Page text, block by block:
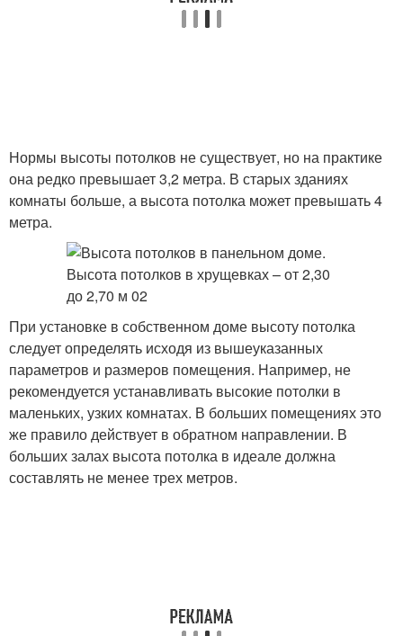
Нормы высоты потолков не существует, но на практике
она редко превышает 3,2 метра. В старых зданиях
комнаты больше, а высота потолка может превышать 4
метра.
При установке в собственном доме высоту потолка
следует определять исходя из вышеуказанных
параметров и размеров помещения. Например, не
рекомендуется устанавливать высокие потолки в
маленьких, узких комнатах. В больших помещениях это
же правило действует в обратном направлении. В
больших залах высота потолка в идеале должна
составлять не менее трех метров.